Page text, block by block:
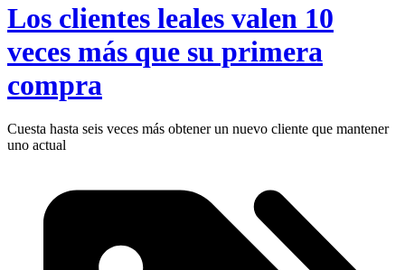
Los clientes leales valen 10
veces más que su primera
compra
Cuesta hasta seis veces más obtener un nuevo cliente que mantener
uno actual